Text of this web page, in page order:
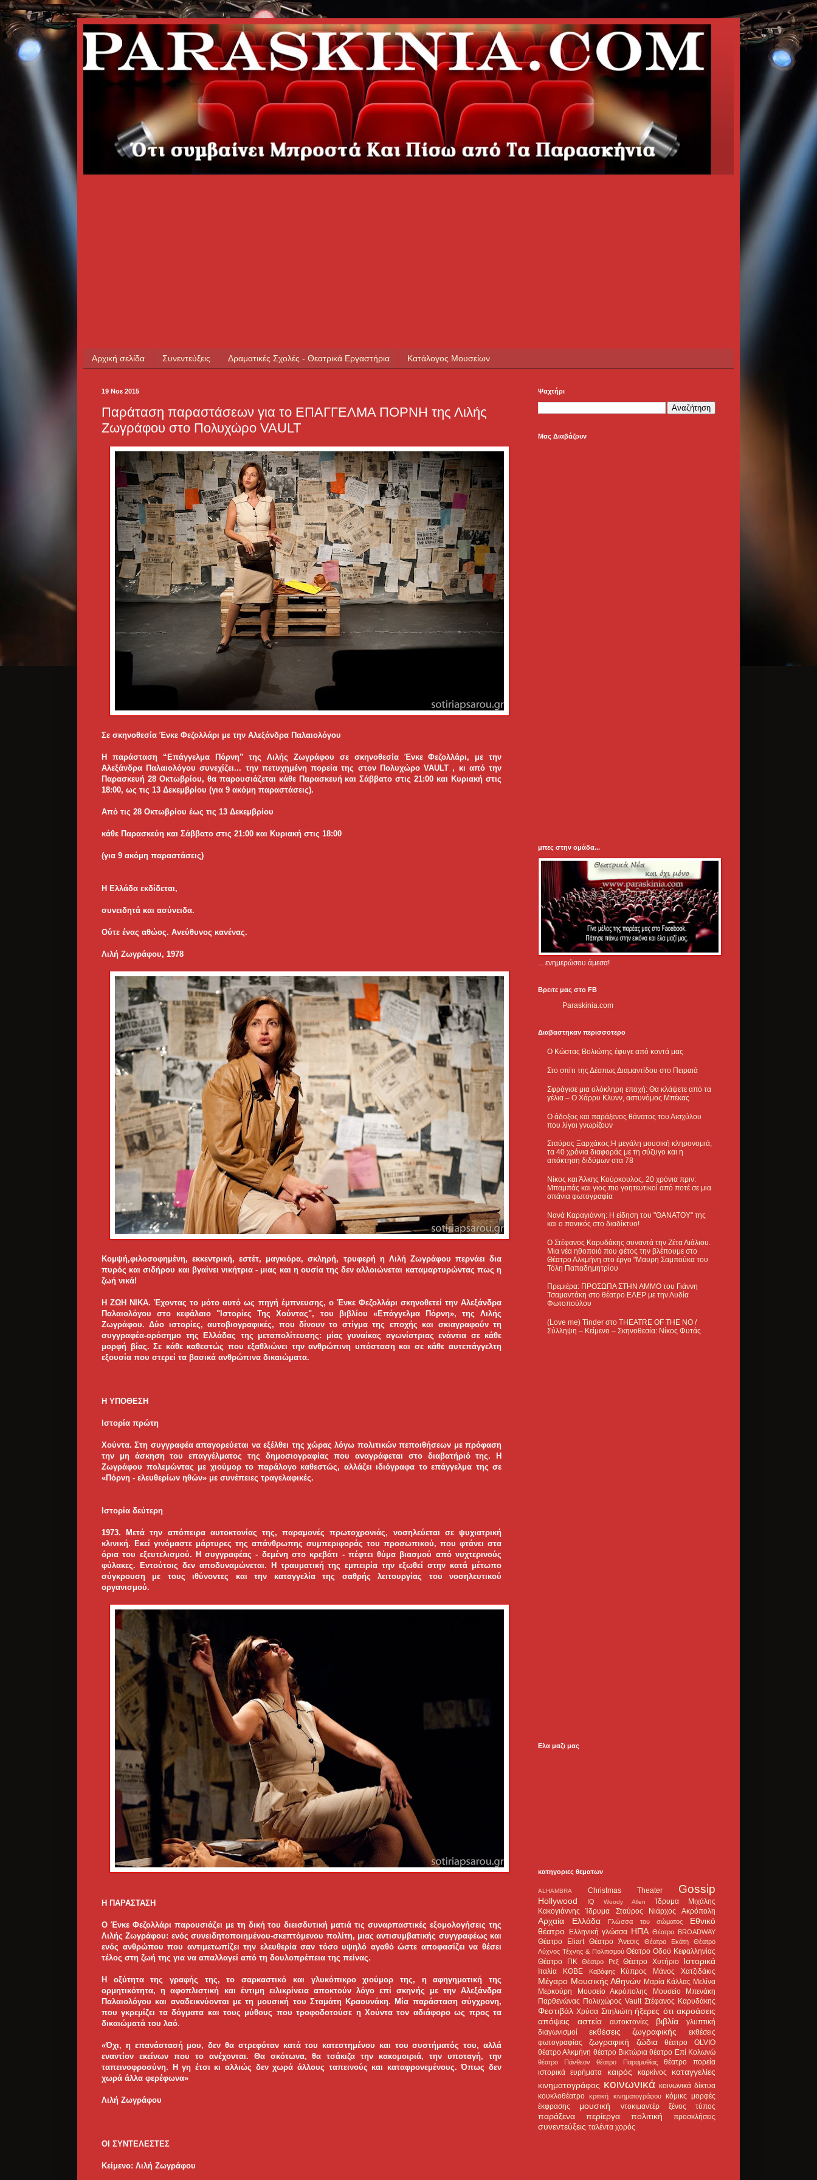
Αρχική σελίδα Συνεντεύξεις Δραματικές Σχολές - Θεατρικά Εργαστήρια Κατάλογος Μουσείων
19 Νοε 2015
Παράταση παραστάσεων για το ΕΠΑΓΓΕΛΜΑ ΠΟΡΝΗ της Λιλής
Ζωγράφου στο Πολυχώρο VAULT
Σε σκηνοθεσία Ένκε Φεζολλάρι με την Αλεξάνδρα Παλαιολόγου
Η παράσταση “Επάγγελμα Πόρνη” της Λιλής Ζωγράφου σε σκηνοθεσία Ένκε Φεζολλάρι, με την
Αλεξάνδρα Παλαιολόγου συνεχίζει... την πετυχημένη πορεία της στον Πολυχώρο VAULT , κι από την
Παρασκευή 28 Οκτωβρίου, θα παρουσιάζεται κάθε Παρασκευή και Σάββατο στις 21:00 και Κυριακή στις
18:00, ως τις 13 Δεκεμβρίου (για 9 ακόμη παραστάσεις).
Από τις 28 Οκτωβρίου έως τις 13 Δεκεμβρίου
κάθε Παρασκεύη και Σάββατο στις 21:00 και Κυριακή στις 18:00
(για 9 ακόμη παραστάσεις)
Η Ελλάδα εκδίδεται,
συνειδητά και ασύνειδα.
Ούτε ένας αθώος. Ανεύθυνος κανένας.
Λιλή Ζωγράφου, 1978
Κομψή,φιλοσοφημένη, εκκεντρική, εστέτ, μαγκιόρα, σκληρή, τρυφερή η Λιλή Ζωγράφου περνάει δια
πυρός και σιδήρου και βγαίνει νικήτρια - μιας και η ουσία της δεν αλλοιώνεται καταμαρτυρώντας πως η
ζωή νικά!
Η ΖΩΗ ΝΙΚΑ. Έχοντας το μότο αυτό ως πηγή έμπνευσης, ο Ένκε Φεζολλάρι σκηνοθετεί την Αλεξάνδρα
Παλαιολόγου στο κεφάλαιο "Ιστορίες Της Χούντας", του βιβλίου «Επάγγελμα Πόρνη», της Λιλής
Ζωγράφου. Δύο ιστορίες, αυτοβιογραφικές, που δίνουν το στίγμα της εποχής και σκιαγραφούν τη
συγγραφέα-ορόσημο της Ελλάδας της μεταπολίτευσης: μίας γυναίκας αγωνίστριας ενάντια σε κάθε
μορφή βίας. Σε κάθε καθεστώς που εξαθλιώνει την ανθρώπινη υπόσταση και σε κάθε αυτεπάγγελτη
εξουσία που στερεί τα βασικά ανθρώπινα δικαιώματα.
Η ΥΠΟΘΕΣΗ
Ιστορία πρώτη
Χούντα. Στη συγγραφέα απαγορεύεται να εξέλθει της χώρας λόγω πολιτικών πεποιθήσεων με πρόφαση
την μη άσκηση του επαγγέλματος της δημοσιογραφίας που αναγράφεται στο διαβατήριό της. Η
Ζωγράφου πολεμώντας με χιούμορ το παράλογο καθεστώς, αλλάζει ιδιόγραφα το επάγγελμα της σε
«Πόρνη - ελευθερίων ηθών» με συνέπειες τραγελαφικές.
Ιστορία δεύτερη
1973. Μετά την απόπειρα αυτοκτονίας της, παραμονές πρωτοχρονιάς, νοσηλεύεται σε ψυχιατρική
κλινική. Εκεί γινόμαστε μάρτυρες της απάνθρωπης συμπεριφοράς του προσωπικού, που φτάνει στα
όρια του εξευτελισμού. Η συγγραφέας - δεμένη στο κρεβάτι - πέφτει θύμα βιασμού από νυχτερινούς
φύλακες. Εντούτοις δεν αποδυναμώνεται. Η τραυματική της εμπειρία την εξωθεί στην κατά μέτωπο
σύγκρουση με τους ιθύνοντες και την καταγγελία της σαθρής λειτουργίας του νοσηλευτικού
οργανισμού.
Η ΠΑΡΑΣΤΑΣΗ
Ο Ένκε Φεζολλάρι παρουσιάζει με τη δική του διεισδυτική ματιά τις συναρπαστικές εξομολογήσεις της
Λιλής Ζωγράφου: ενός συνειδητοποιημένου-σκεπτόμενου πολίτη, μιας αντισυμβατικής συγγραφέως και
ενός ανθρώπου που αντιμετωπίζει την ελευθερία σαν τόσο υψηλό αγαθό ώστε αποφασίζει να θέσει
τέλος στη ζωή της για να απαλλαγεί από τη δουλοπρέπεια της πείνας.
Η οξύτητα της γραφής της, το σαρκαστικό και γλυκόπικρο χιούμορ της, η αφηγηματική της
ορμητικότητα, η αφοπλιστική και έντιμη ειλικρίνεια αποκτούν λόγο επί σκηνής με την Αλεξάνδρα
Παλαιολόγου και αναδεικνύονται με τη μουσική του Σταμάτη Κραουνάκη. Μία παράσταση σύγχρονη,
που γκρεμίζει τα δόγματα και τους μύθους που τροφοδοτούσε η Χούντα τον αδιάφορο ως προς τα
δικαιώματά του λαό.
«Όχι, η επανάστασή μου, δεν θα στρεφόταν κατά του κατεστημένου και του συστήματός του, αλλά
εναντίον εκείνων που το ανέχονται. Θα σκότωνα, θα τσάκιζα την κακομοιριά, την υποταγή, την
ταπεινοφροσύνη. Η γη έτσι κι αλλιώς δεν χωρά άλλους ταπεινούς και καταφρονεμένους. Όπως δεν
χωρά άλλα φερέφωνα»
Λιλή Ζωγράφου
ΟΙ ΣΥΝΤΕΛΕΣΤΕΣ
Κείμενο: Λιλή Ζωγράφου
Ψαχτήρι
Μας Διαβάζουν
μπες στην ομάδα...
... ενημερώσου άμεσα!
Βρειτε μας στο FB
Paraskinia.com
Διαβαστηκαν περισσοτερο
Ο Κώστας Βολιώτης έφυγε από κοντά μας
Στο σπίτι της Δέσπως Διαμαντίδου στο Πειραιά
Σφράγισε μια ολόκληρη εποχή: Θα κλάψετε από τα
γέλια – Ο Χάρρυ Κλυνν, αστυνόμος Μπέκας
Ο άδοξος και παράξενος θάνατος του Αισχύλου
που λίγοι γνωρίζουν
Σταύρος Ξαρχάκος:Η μεγάλη μουσική κληρονομιά,
τα 40 χρόνια διαφοράς με τη σύζυγο και η
απόκτηση διδύμων στα 78
Νίκος και Άλκης Κούρκουλος, 20 χρόνια πριν:
Μπαμπάς και γιος πιο γοητευτικοί από ποτέ σε μια
σπάνια φωτογραφία
Νανά Καραγιάννη: Η είδηση του "ΘΑΝΑΤΟΥ" της
και ο πανικός στο διαδίκτυο!
Ο Στέφανος Καρυδάκης συναντά την Ζέτα Λιάλιου.
Μια νέα ηθοποιό που φέτος την βλέπουμε στο
Θέατρο Αλκμήνη στο έργο "Μαυρη Σαμπούκα του
Τόλη Παπαδημητρίου
Πρεμιέρα: ΠΡΟΣΩΠΑ ΣΤΗΝ ΑΜΜΟ του Γιάννη
Τσαμαντάκη στο θέατρο ΕΛΕΡ με την Λυδία
Φωτοπούλου
(Love me) Tinder στο THEATRE OF THE NO /
Σύλληψη – Κείμενο – Σκηνοθεσία: Νίκος Φυτάς
Ελα μαζι μας
κατηγοριες θεματων
ALHAMBRA Christmas Theater Gossip
Hollywood IQ Woody Allen
Ίδρυμα Μιχάλης
Κακογιάννης
Ίδρυμα Σταύρος Νιάρχος Ακρόπολη
Αρχαία Ελλάδα Γλώσσα του σώματος
Εθνικό
θέατρο Ελληνική γλώσσα ΗΠΑ Θέατρο BROADWAY
Θέατρο Eliart Θέατρο Άνεσις Θέατρο Εκάτη
Θέατρο
Λύχνος Τέχνης & Πολιτισμού Θέατρο Οδού Κεφαλληνίας
Θέατρο ΠΚ
Θέατρο Ρεξ Θέατρο Χυτήριο Ιστορικά
Ιταλία ΚΘΒΕ Καβάφης Κύπρος Μάνος Χατζιδάκις
Μέγαρο Μουσικής Αθηνών Μαρία Κάλλας Μελίνα
Μερκούρη
Μουσείο Ακρόπολης
Μουσείο Μπενάκη
Παρθενώνας Πολυχώρος Vault Στέφανος Καρυδάκης
Φεστιβάλ Χρύσα Σπηλιώτη ήξερες ότι ακροάσεις
απόψεις
αστεία αυτοκτονίες βιβλία
γλυπτική
διαγωνισμοί
εκθέσεις ζωγραφικής
εκθέσεις
φωτογραφίας
ζωγραφική ζώδια
θέατρο OLVIO
θέατρο Αλκμήνη θέατρο Βικτώρια θέατρο Επί Κολωνώ
θέατρο Πάνθεον θέατρο Παραμυθίας
θέατρο πορεία
ιστορικά ευρήματα
καιρός καρκίνος
καταγγελίες
κινηματογράφος κοινωνικά κοινωνικά δίκτυα
κουκλοθέατρο
κριτική κινηματογράφου κόμικς μορφές
έκφρασης
μουσική ντοκιμαντέρ ξένος τύπος
παράξενα περίεργα πολιτική προσκλήσεις
συνεντεύξεις ταλέντα χορός